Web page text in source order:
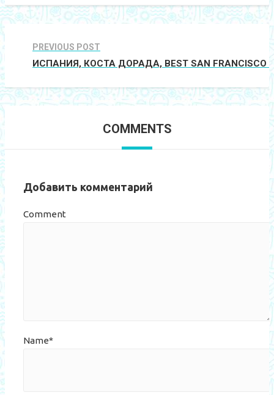
PREVIOUS POST
ИСПАНИЯ, КОСТА ДОРАДА, BEST SAN FRANCISCO
COMMENTS
Добавить комментарий
Comment
Name*